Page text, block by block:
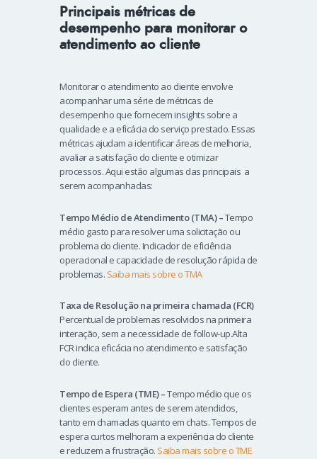
Principais métricas de
desempenho para monitorar o
atendimento ao cliente
Monitorar o atendimento ao cliente envolve
acompanhar uma série de métricas de
desempenho que fornecem insights sobre a
qualidade e a eficácia do serviço prestado. Essas
métricas ajudam a identificar áreas de melhoria,
avaliar a satisfação do cliente e otimizar
processos. Aqui estão algumas das principais a
serem acompanhadas:
Tempo Médio de Atendimento (TMA) –Tempo
médio gasto para resolver uma solicitação ou
problema do cliente. Indicador de eficiência
operacional e capacidade de resolução rápida de
problemas. Saiba mais sobre o TMA
Taxa de Resolução na primeira chamada (FCR)
Percentual de problemas resolvidos na primeira
interação, sem a necessidade de follow-up.Alta
FCR indica eficácia no atendimento e satisfação
do cliente.
Tempo de Espera (TME) –Tempo médio que os
clientes esperam antes de serem atendidos,
tanto em chamadas quanto em chats. Tempos de
espera curtos melhoram a experiência do cliente
e reduzem a frustração. Saiba mais sobre o TME